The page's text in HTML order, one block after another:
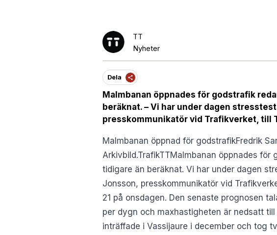
TT
Nyheter
Dela
Malmbanan öppnades för godstrafik
beräknat. – Vi har under dagen
presskommunikatör vid Trafikverket, till
Malmbanan öppnad för godstrafikFredrik
Arkivbild.TrafikTTMalmbanan öppnades
tidigare än beräknat. Vi har under dagen
Jonsson, presskommunikatör vid
21 på onsdagen. Den senaste prognosen
per dygn och maxhastigheten är nedsatt
inträffade i Vassijaure i december och tog